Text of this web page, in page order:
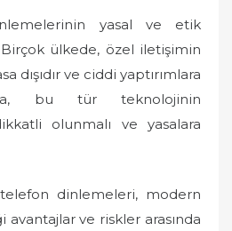
yasal ve etik
Birçok ülkede, özel iletişimin
dışıdır ve ciddi yaptırımlara
bu tür teknolojinin
olunmalı ve yasalara
dinlemeleri, modern
ve riskler arasında